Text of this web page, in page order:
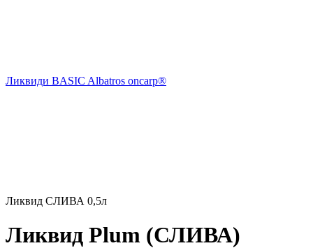
Ликвиди BASIC Albatros onсarp®
Ликвид СЛИВА 0,5л
Ликвид Plum (СЛИВА)